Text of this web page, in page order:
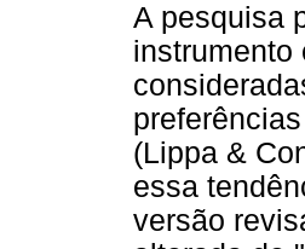
A pesquisa
instrumento
(Lippa &
essa
versão